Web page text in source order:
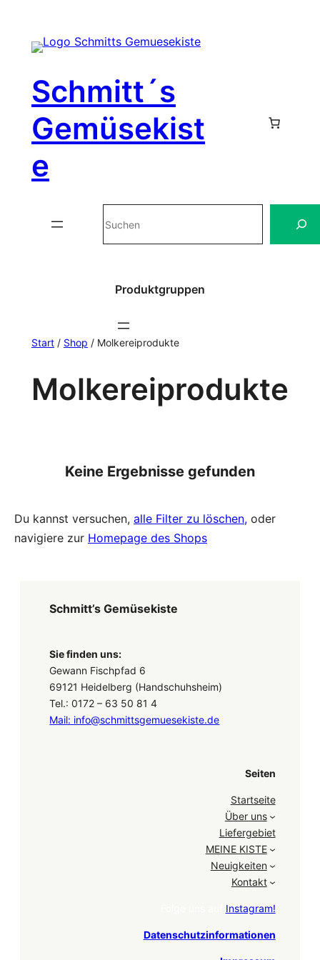
Zum
springen
Schmitt´s
Gemüsekist
e
Produktgruppen
Start / Shop / Molkereiprodukte
Molkereiprodukte
Keine Ergebnisse gefunden
Du kannst versuchen, alle Filter zu löschen, oder
navigiere zur Homepage des Shops
Schmitt’s Gemüsekiste
Sie finden uns:
Gewann Fischpfad 6
69121 Heidelberg (Handschuhsheim)
Tel.: 0172 – 63 50 81 4
Mail: info@schmittsgemuesekiste.de
Seiten
Startseite
Über uns
Liefergebiet
MEINE KISTE
Neuigkeiten
Kontakt
Instagram!
Datenschutzinformationen